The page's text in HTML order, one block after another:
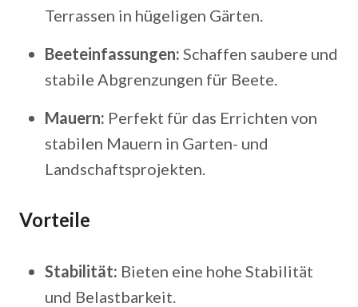
Terrassen in hügeligen Gärten.
Beeteinfassungen: Schaffen saubere und
stabile Abgrenzungen für Beete.
Mauern: Perfekt für das Errichten von
stabilen Mauern in Garten- und
Landschaftsprojekten.
Vorteile
Stabilität: Bieten eine hohe Stabilität
und Belastbarkeit.